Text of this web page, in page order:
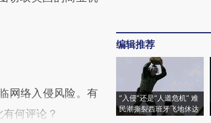
网络入侵风险。有
何评论？
编辑推荐
“入侵”还是“人道危机” 难
民潮撕裂西班牙飞地休达